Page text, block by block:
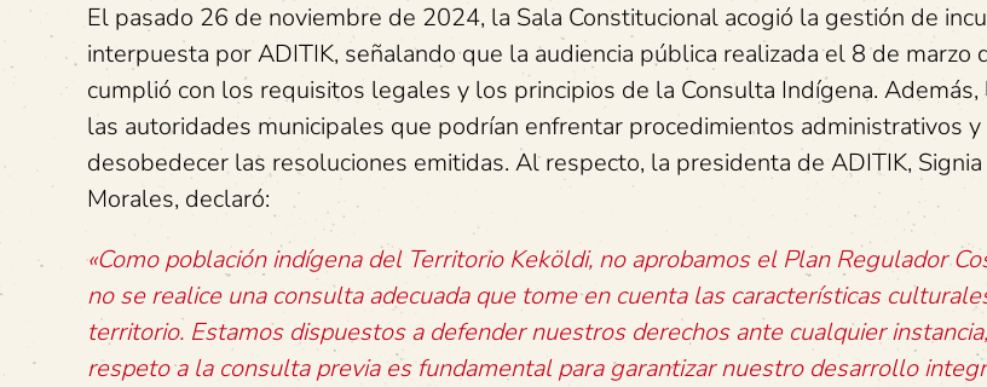
El pasado 26 de noviembre de 2024, la Sala Constitucional acogió la gestión de
interpuesta por ADITIK, señalando que la audiencia pública realizada el 8 de marzo
cumplió con los requisitos legales y los principios de la Consulta Indígena. Además,
las autoridades municipales que podrían enfrentar procedimientos administrativos
desobedecer las resoluciones emitidas. Al respecto, la presidenta de ADITIK,
Morales, declaró:
«Como población indígena del Territorio Keköldi, no aprobamos el Plan Regulador
no se realice una consulta adecuada que tome en cuenta las características
territorio. Estamos dispuestos a defender nuestros derechos ante cualquier
respeto a la consulta previa es fundamental para garantizar nuestro desarrollo